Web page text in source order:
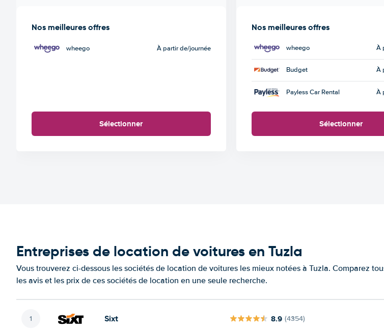
Nos meilleures offres
wheego À partir de/journée
Sélectionner
Nos meilleures offres
wheego À
Budget À
Payless Car Rental À
Sélectionner
Entreprises de location de voitures en Tuzla
Vous trouverez ci-dessous les sociétés de location de voitures les mieux notées à Tuzla. Comparez
les avis et les prix de ces sociétés de location en une seule recherche.
Sixt 8.9 (4354)